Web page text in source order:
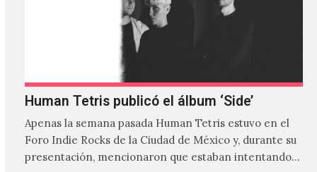
Human Tetris publicó el álbum ‘Side’
Apenas la semana pasada Human Tetris estuvo en el
Foro Indie Rocks de la Ciudad de México y, durante su
presentación, mencionaron que estaban intentando…